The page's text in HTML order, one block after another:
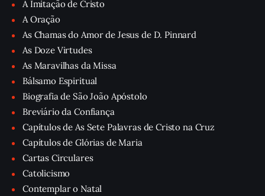
A Imitação de Cristo
A Oração
As Chamas do Amor de Jesus de D. Pinnard
As Doze Virtudes
As Maravilhas da Missa
Bálsamo Espiritual
Biografia de São João Apóstolo
Breviário da Confiança
Capítulos de As Sete Palavras de Cristo na Cruz
Capítulos de Glórias de Maria
Cartas Circulares
Catolicismo
Contemplar o Natal